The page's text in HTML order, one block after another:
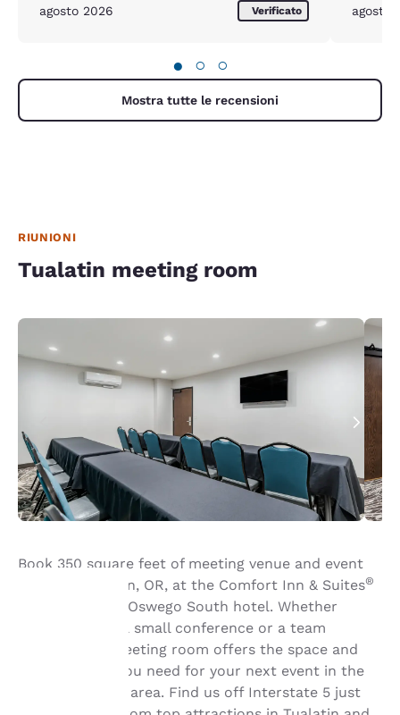
agosto 2026 Verificato agosto
● ○ ○
Mostra tutte le recensioni
RIUNIONI
Tualatin meeting room
Book 350 square feet of meeting venue and event
space in Tualatin, OR, at the Comfort Inn & Suites®
Tualatin - Lake Oswego South hotel. Whether
you’re hosting a small conference or a team
meeting, our meeting room offers the space and
the amenities you need for your next event in the
Portland metro area. Find us off Interstate 5 just